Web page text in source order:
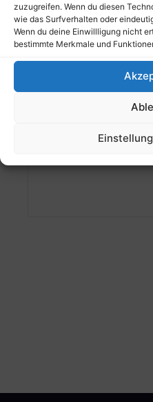
zuzugreifen. Wenn du diesen
wie das Surfverhalten oder
Wenn du deine Einwillligung nicht
bestimmte Merkmale und
Zeltendorfer Weg 40
Bad Kötzting, 93444
Google Karte anzeigen